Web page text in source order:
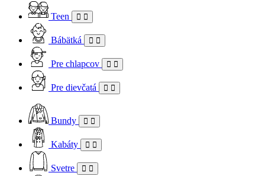
Teen
Bábätká
Pre chlapcov
Pre dievčatá
Bundy
Kabáty
Svetre